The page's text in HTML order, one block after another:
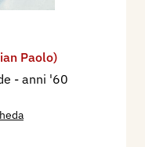
Paolo)
- anni '60